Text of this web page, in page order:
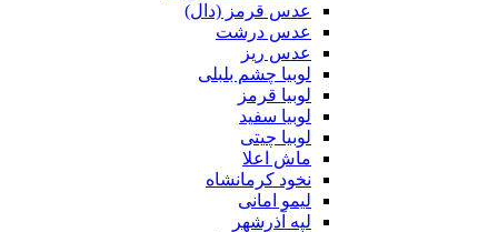
عدس قرمز (دال)
عدس درشت
عدس ریز
لوبیا چشم بلبلی
لوبیا قرمز
لوبیا سفید
لوبیا چیتی
ماش اعلا
نخود کرمانشاه
لیمو امانی
لپه آذرشهر